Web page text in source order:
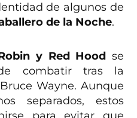
de algunos de
de la Noche.
y Red Hood se
combatir tras la
Wayne. Aunque
separados, estos